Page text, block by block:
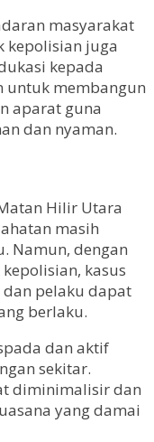
masyarakat
kepolisian juga
kepada
untuk membangun
aparat guna
dan nyaman.
Hilir Utara
masih
Namun, dengan
kasus
pelaku dapat
berlaku.
dan aktif
sekitar.
diminimalisir dan
yang damai